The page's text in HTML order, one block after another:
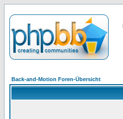
Back-and-Motion Foren-Übersicht